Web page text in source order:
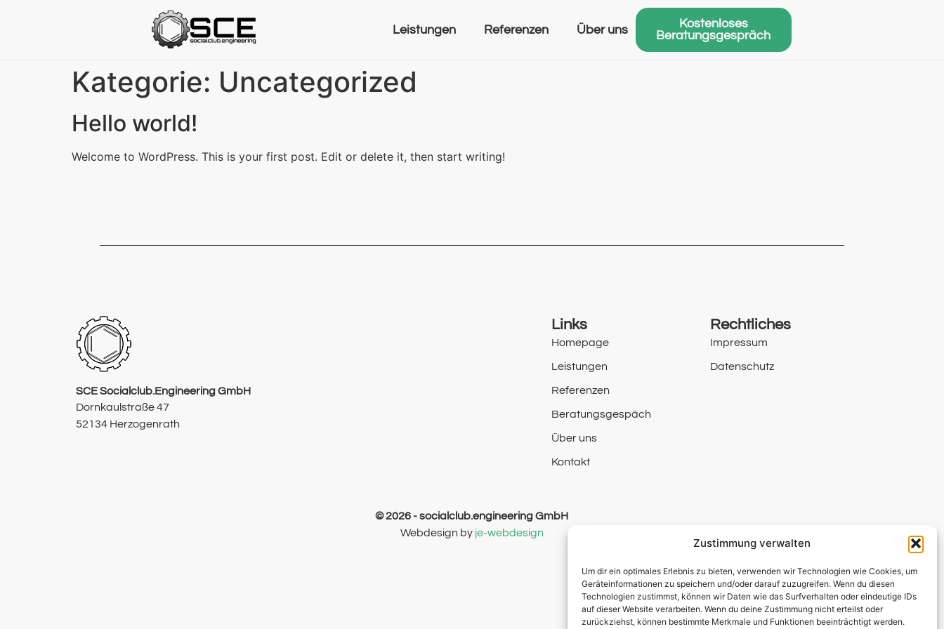
Zustimmung verwalten
Um dir ein optimales Erlebnis zu bieten, verwenden wir Technologien wie Cookies, um
Geräteinformationen zu speichern und/oder darauf zuzugreifen. Wenn du diesen
Technologien zustimmst, können wir Daten wie das Surfverhalten oder eindeutige IDs
auf dieser Website verarbeiten. Wenn du deine Zustimmung nicht erteilst oder
zurückziehst, können bestimmte Merkmale und Funktionen beeinträchtigt werden.
Leistungen Referenzen Über uns
Kostenloses
Beratungsgespräch
Kategorie: Uncategorized
Hello world!
Welcome to WordPress. This is your first post. Edit or delete it, then start writing!
SCE Socialclub.Engineering GmbH
Dornkaulstraße 47
52134 Herzogenrath
Links
Homepage
Leistungen
Referenzen
Beratungsgespäch
Über uns
Kontakt
Rechtliches
Impressum
Datenschutz
© 2026 - socialclub.engineering GmbH​
Webdesign by je-webdesign